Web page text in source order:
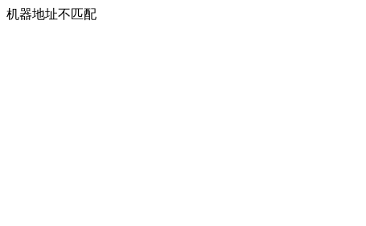
机器地址不匹配